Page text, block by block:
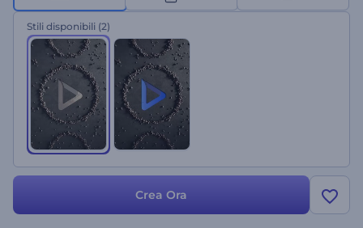
creare la tua straordinaria animazione video, ti basterà caricare il
tuo logo, inserire lo slogan e attendere qualche minuto per
ottenere un'animazione professionale. Perfetta per aziende edili,
presentazioni di progetti architettonici o qualsiasi altro progetto
simile. Provala subito!
Stili disponibili (2)
Crea Ora